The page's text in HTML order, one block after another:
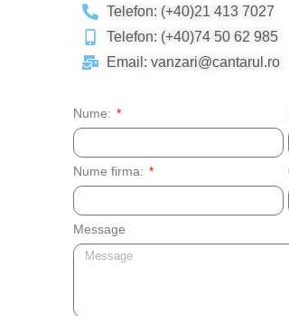
Telefon: (+40)21 413 7027
Telefon: (+40)74 50 62 985
Email: vanzari@cantarul.ro
Nume:
Nume firma:
Message